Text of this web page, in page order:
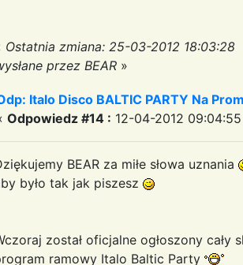
Ostatnia zmiana: 25-03-2012 18:03:28
przez BEAR »
Italo Disco BALTIC PARTY Na
Odpowiedz #14 : 12-04-2012
BEAR za miłe słowa uznania
było tak jak piszesz
został oficjalne ogłoszony cały
ramowy Italo Baltic Party